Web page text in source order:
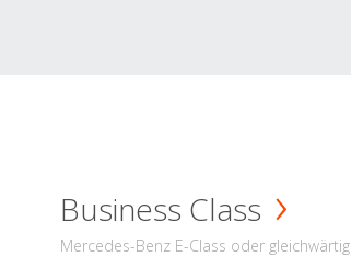
Business Class
Mercedes-Benz E-Class oder gleichwärtig